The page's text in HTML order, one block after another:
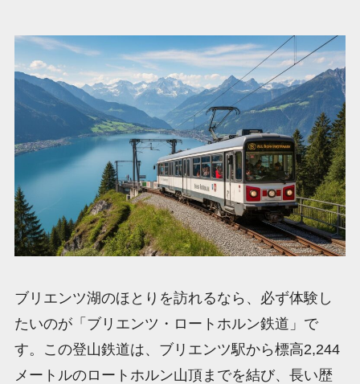
ブリエンツ湖のほとりを訪れるなら、必ず体験し
たいのが「ブリエンツ・ロートホルン鉄道」で
す。この登山鉄道は、ブリエンツ駅から標高2,244
メートルのロートホルン山頂までを結び、長い歴